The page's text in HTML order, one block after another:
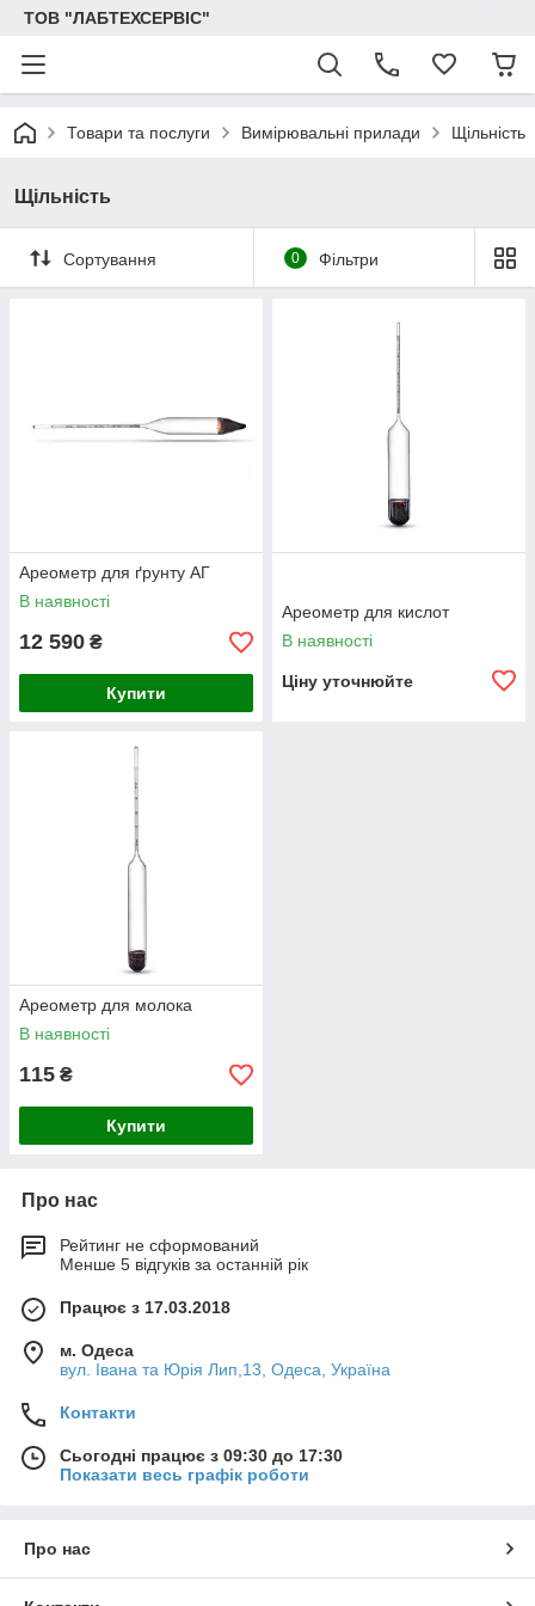
ТОВ "ЛАБТЕХСЕРВІС"
Товари та послуги Вимірювальні прилади Щільність
Щільність
Сортування 0 Фільтри
Ареометр для ґрунту АГ
В наявності
12 590 ₴
Купити
Ареометр для кислот
В наявності
Ціну уточнюйте
Ареометр для молока
В наявності
115 ₴
Купити
Про нас
Рейтинг не сформований
Менше 5 відгуків за останній рік
Працює з 17.03.2018
м. Одеса
вул. Івана та Юрія Лип,13, Одеса, Україна
Контакти
Сьогодні працює з 09:30 до 17:30
Показати весь графік роботи
Про нас